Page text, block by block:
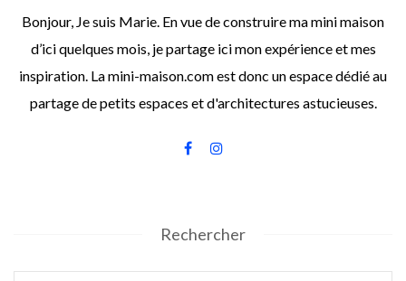
Bonjour, Je suis Marie. En vue de construire ma mini maison
d’ici quelques mois, je partage ici mon expérience et mes
inspiration. La mini-maison.com est donc un espace dédié au
partage de petits espaces et d'architectures astucieuses.
Rechercher